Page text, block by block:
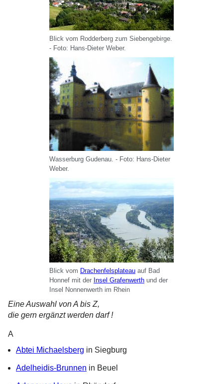
Blick vom Rodderberg zum Siebengebirge.
- Foto: Hans-Dieter Weber.
Wasserburg Gudenau. - Foto: Hans-Dieter
Weber.
Blick vom Drachenfelsplateau auf Bad
Honnef mit der Insel Grafenwerth und der
Insel Nonnenwerth im Rhein
Eine Auswahl von A bis Z,
die gern ergänzt werden darf !
A
Abtei Michaelsberg in Siegburg
Adelheidis-Brunnen in Beuel